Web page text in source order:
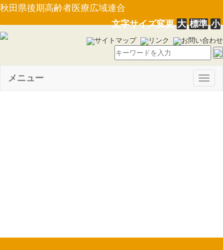
秋田県後期高齢者医療広域連合
文字サイズ変更大 標準 小
サイトマップ リンク お問い合わせ
メニュー